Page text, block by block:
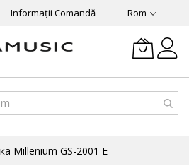
Informații Comandă Rom
Millenium GS-2001 E